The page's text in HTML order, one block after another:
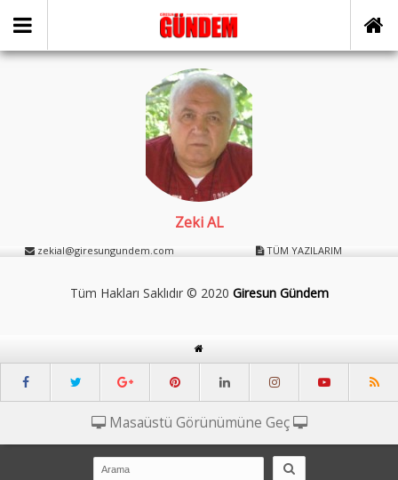
Zeki AL
zekial@giresungundem.com TÜM YAZILARIM
Tüm Hakları Saklıdır © 2020 Giresun Gündem
Masaüstü Görünümüne Geç